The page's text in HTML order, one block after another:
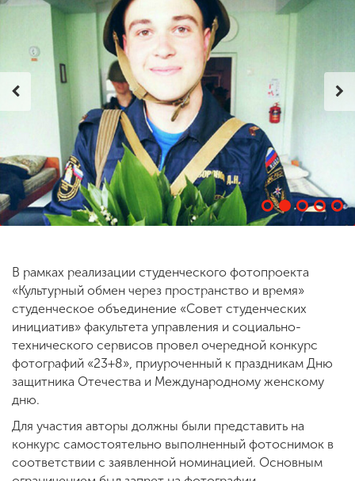
Международная
деятельность
Другие виды
деятельности
Студенческая жизнь
Сведения об
ENG SPN CHI
Приемная
В рамках реализации студенческого фотопроекта
«Культурный обмен через пространство и время»
студенческое объединение «Совет студенческих
инициатив» факультета управления и социально-
технического сервисов провел очередной конкурс
фотографий «23+8», приуроченный к праздникам Дню
защитника Отечества и Международному женскому
дню.
Для участия авторы должны были представить на
конкурс самостоятельно выполненный фотоснимок в
соответствии с заявленной номинацией. Основным